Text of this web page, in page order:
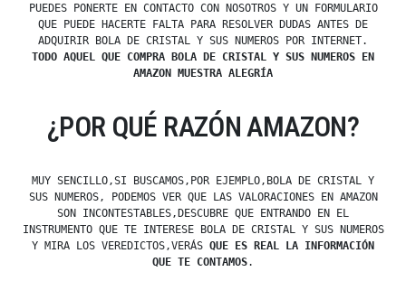
PUEDES PONERTE EN CONTACTO CON NOSOTROS Y UN FORMULARIO
QUE PUEDE HACERTE FALTA PARA RESOLVER DUDAS ANTES DE
ADQUIRIR BOLA DE CRISTAL Y SUS NUMEROS POR INTERNET.
TODO AQUEL QUE COMPRA BOLA DE CRISTAL Y SUS NUMEROS EN
AMAZON MUESTRA ALEGRÍA
¿POR QUÉ RAZÓN AMAZON?
MUY SENCILLO,SI BUSCAMOS,POR EJEMPLO,BOLA DE CRISTAL Y
SUS NUMEROS, PODEMOS VER QUE LAS VALORACIONES EN AMAZON
SON INCONTESTABLES,DESCUBRE QUE ENTRANDO EN EL
INSTRUMENTO QUE TE INTERESE BOLA DE CRISTAL Y SUS NUMEROS
Y MIRA LOS VEREDICTOS,VERÁS QUE ES REAL LA INFORMACIÓN
QUE TE CONTAMOS.